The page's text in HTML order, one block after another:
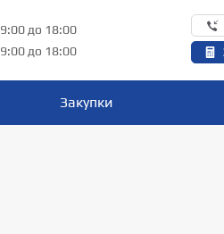
до 18:00
до 18:00
Закупки